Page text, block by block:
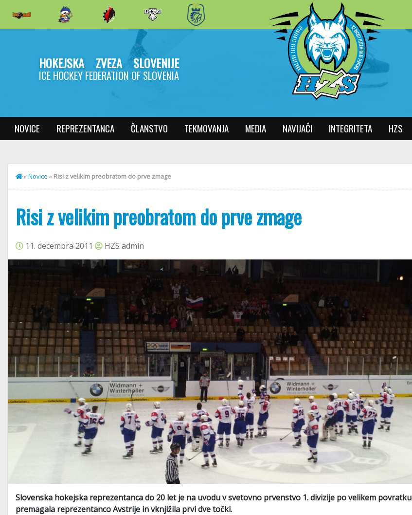
HOKEJSKA ZVEZA SLOVENIJE
ICE HOCKEY FEDERATION OF SLOVENIA
NOVICE REPREZENTANCA ČLANSTVO TEKMOVANJA MEDIA NAVIJAČI INTEGRITETA HZS
»Novice » Risi z velikim preobratom do prve zmage
Risi z velikim preobratom do prve zmage
11. decembra 2011 HZS admin
Slovenska hokejska reprezentanca do 20 let je na uvodu v svetovno prvenstvo 1. divizije po velikem povratku
premagala reprezentanco Avstrije in vknjižila prvi dve točki.